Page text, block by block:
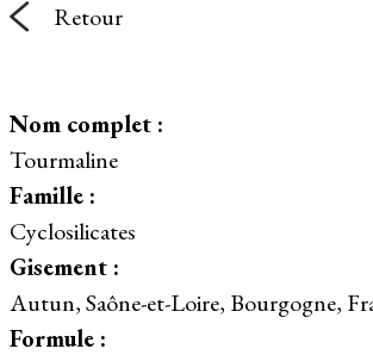
Retour
Nom complet :
Tourmaline
Famille :
Cyclosilicates
Gisement :
Autun, Saône-et-Loire, Bourgogne,
Formule :